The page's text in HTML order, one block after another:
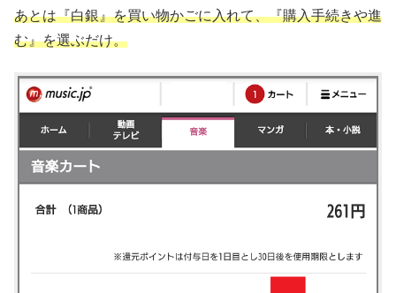
あとは『白銀』を買い物かごに入れて、『購入手続きや進
む』を選ぶだけ。